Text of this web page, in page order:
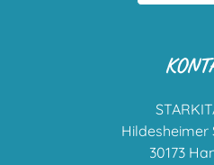
Hildesheimer
30173